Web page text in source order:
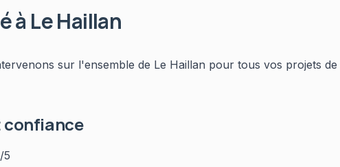
à Le Haillan
sur l'ensemble de Le Haillan pour tous vos projets de
confiance
5